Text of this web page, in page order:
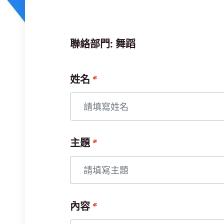
聯絡部門: 舞蹈
姓名
主題
內容